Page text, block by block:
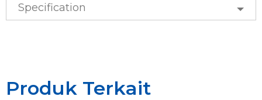
Specification
Produk Terkait